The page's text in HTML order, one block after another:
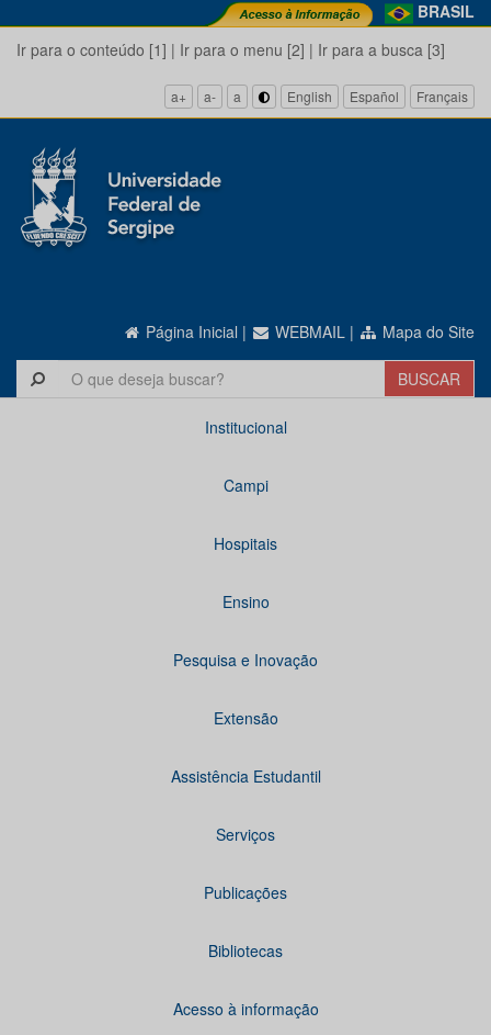
BRASIL
Ir para o conteúdo [1] | Ir para o menu [2] | Ir para a busca [3]
a+ a- a English Español Français
Página Inicial | WEBMAIL | Mapa do Site
Institucional
Campi
Hospitais
Ensino
Pesquisa e Inovação
Extensão
Assistência Estudantil
Serviços
Publicações
Bibliotecas
Acesso à informação